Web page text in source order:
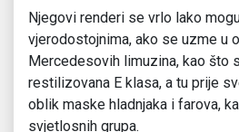
Njegovi renderi se vrlo lako
vjerodostojnima, ako se uzme u
Mercedesovih limuzina, kao što
restilizovana E klasa, a tu prije
oblik maske hladnjaka i farova,
svjetlosnih grupa.